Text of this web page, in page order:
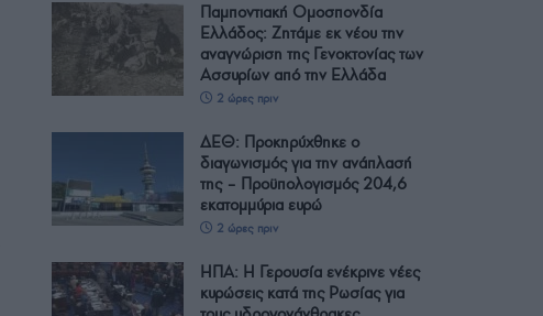
Παμποντιακή Ομοσπονδία
Ελλάδος: Ζητάμε εκ νέου την
αναγνώριση της Γενοκτονίας των
Ασσυρίων από την Ελλάδα
2 ώρες πριν
ΔΕΘ: Προκηρύχθηκε ο
διαγωνισμός για την ανάπλασή
της – Προϋπολογισμός 204,6
εκατομμύρια ευρώ
2 ώρες πριν
ΗΠΑ: Η Γερουσία ενέκρινε νέες
κυρώσεις κατά της Ρωσίας για